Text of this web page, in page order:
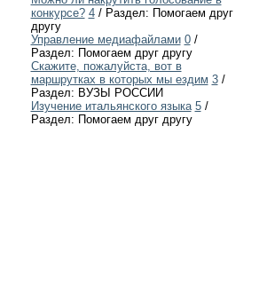
конкурсе? 4/ Раздел: Помогаем друг
другу
Управление медиафайлами 0/
Раздел: Помогаем друг другу
Скажите, пожалуйста, вот в
маршрутках в которых мы ездим 3/
Раздел: ВУЗЫ РОССИИ
Изучение итальянского языка 5/
Раздел: Помогаем друг другу